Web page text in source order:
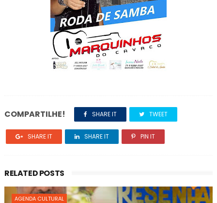
COMPARTILHE! SHARE IT TWEET
SHARE IT SHARE IT PIN IT
RELATED POSTS
AGENDA CULTURAL